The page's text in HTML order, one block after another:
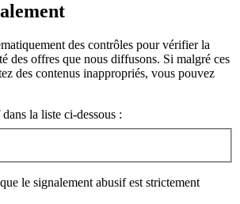
des contrôles pour vérifier la
des offres que nous diffusons. Si malgré ces
des contenus inappropriés, vous pouvez
la liste ci-dessous :
le signalement abusif est strictement